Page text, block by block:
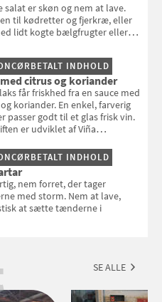
salat er skøn og nem at lave.
til kødretter og fjerkræ, eller
lidt kogte bælgfrugter eller
måltid. Opskriften er fra
Lorangs kogebog "Salat".
INDHOLD
citrus og koriander
får friskhed fra en sauce med
koriander. En enkel, farverig
passer godt til et glas frisk vin.
er udviklet af Viña
INDHOLD
nem forret, der tager
med storm. Nem at lave,
at sætte tænderne i
SE ALLE